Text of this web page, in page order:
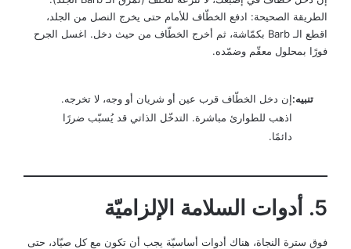
الطريقة الصحيحة: ادفع الخطّاف للأمام حتى يخرج النصل من الجلد،
اقطع الـ Barb بكمّاشة، ثم أخرج الخطّاف من حيث دخل. اغسل الجرح
فورًا بمحلول معقّم وضمّده.
تنبيه:إن دخل الخطّاف قرب عين أو شريان أو وجه، لا تخرجه.
اذهب للطوارئ مباشرة. التدخّل الذاتي قد يُسبّب ضررًا
دائمًا.
5. أدوات السلامة الإلزاميّة
فوق سترة النجاة، هناك أدوات أساسيّة يجب أن تكون مع كل صيّاد، حتى